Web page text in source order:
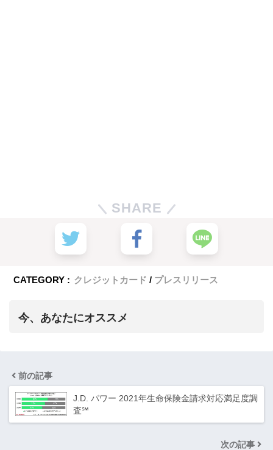
SHARE
CATEGORY : クレジットカード プレスリリース
今、あなたにオススメ
前の記事
J.D. パワー 2021年生命保険金請求対応満足度調
査℠
次の記事